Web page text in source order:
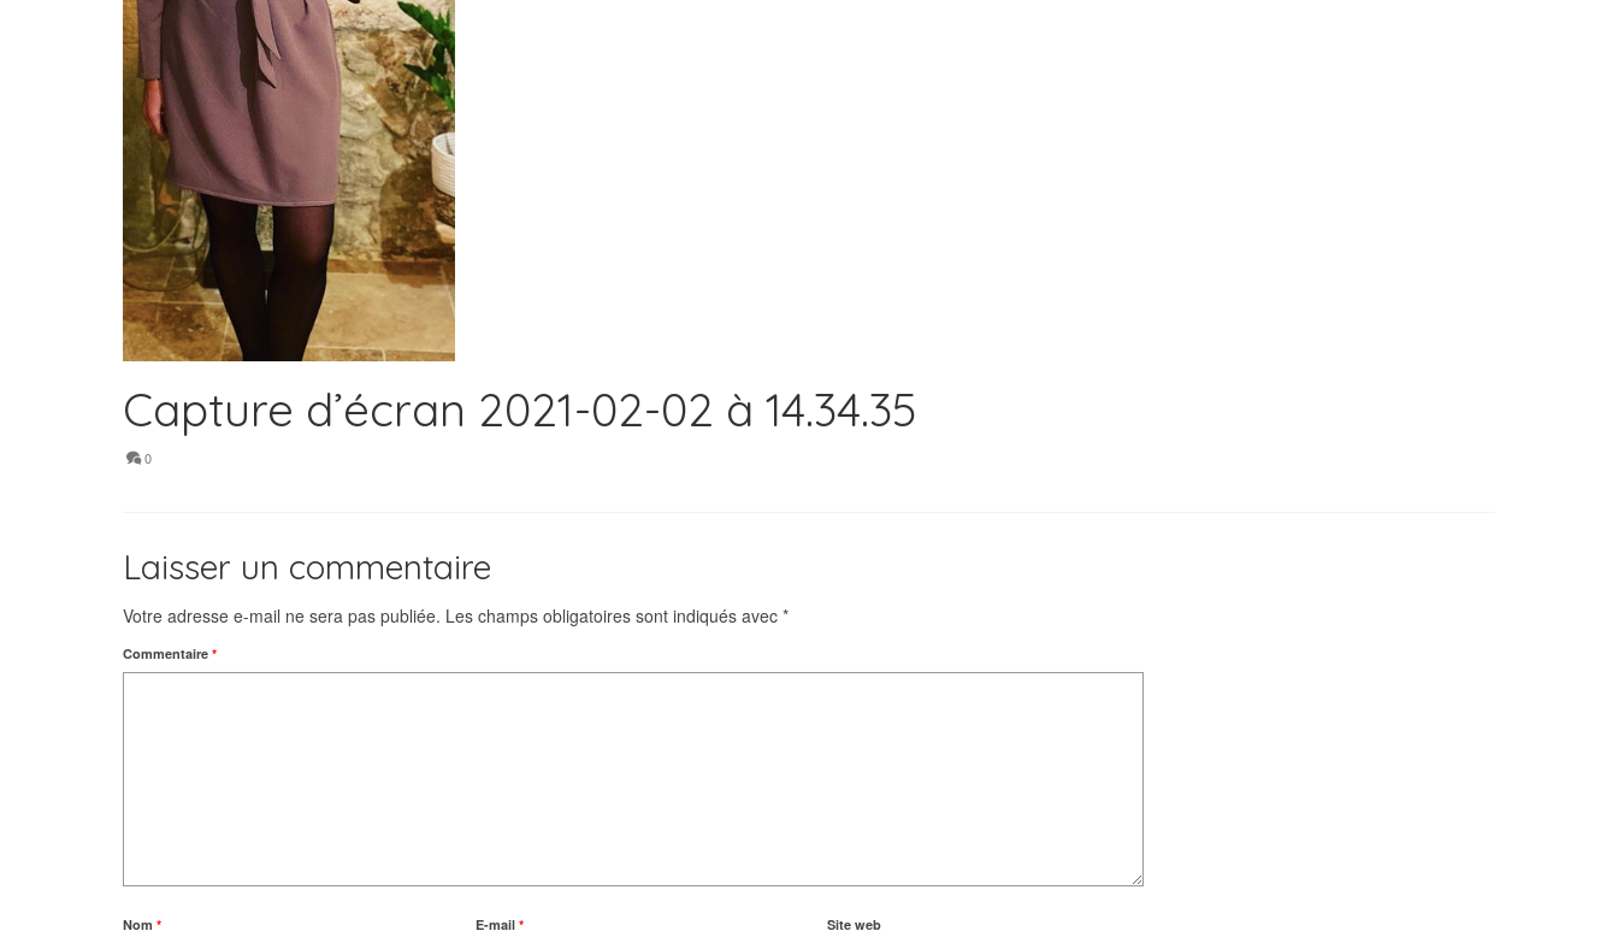
Capture d’écran 2021-02-02 à 14.34.35
0
Laisser un commentaire
Votre adresse e-mail ne sera pas publiée. Les champs obligatoires sont indiqués avec *
Commentaire *
Nom * E-mail * Site web